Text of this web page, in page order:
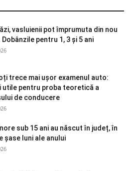
vasluienii pot împrumuta din nou
pentru 1, 3 și 5 ani
trece mai ușor examenul auto:
utile pentru proba teoretică a
de conducere
sub 15 ani au născut în județ, în
şase luni ale anului